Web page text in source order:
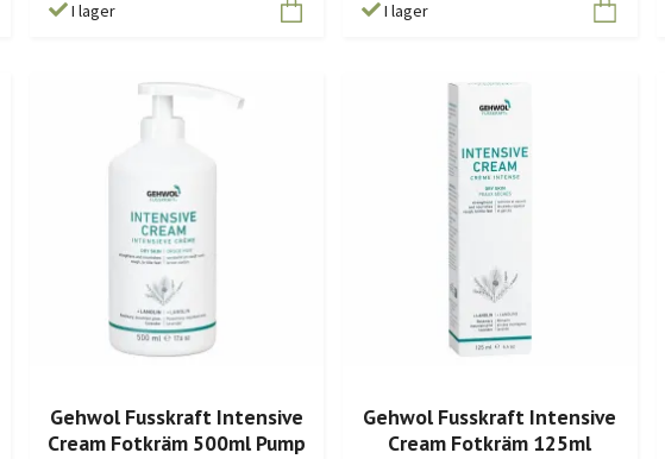
I lager I lager
Gehwol Fusskraft Intensive
Cream Fotkräm 500ml Pump
Gehwol Fusskraft Intensive
Cream Fotkräm 125ml